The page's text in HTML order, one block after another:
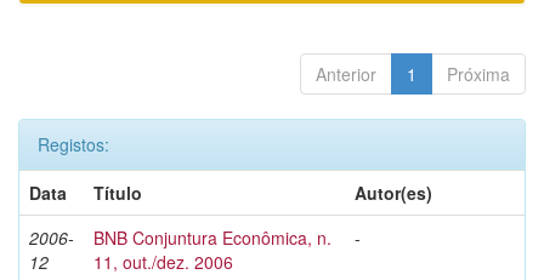
Anterior 1 Próxima
Registos:
Data
Título
Autor(es)
2006-
12
BNB Conjuntura Econômica, n.
11, out./dez. 2006
-